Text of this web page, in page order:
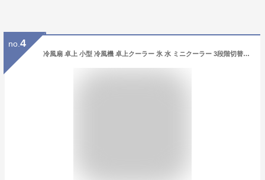
no. 4
冷風扇 卓上 小型 冷風機 卓上クーラー 氷 水 ミニクーラー 3段階切替 空気清浄可能 ポータブルエアコン USB充電 静音 ナイトライト 加湿機能 冷却機能 夜間ライト 寝室 車中泊 キャンプ 熱中症対策グッズ 清涼プレゼント 誕生日 プレゼント 結婚祝い クリスマス 贈り物